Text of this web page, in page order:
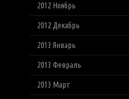
2012 Ноябрь
2012 Декабрь
2013 Январь
2013 Февраль
2013 Март